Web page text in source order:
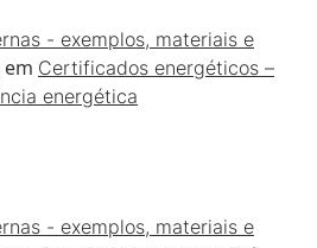
- exemplos, materiais e
em Certificados energéticos –
energética
- exemplos, materiais e